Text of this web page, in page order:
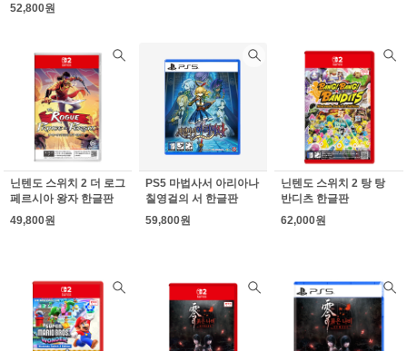
52,800원
닌텐도 스위치 2 더 로그
페르시아 왕자 한글판
49,800원
PS5 마법사서 아리아나
칠영걸의 서 한글판
59,800원
닌텐도 스위치 2 탕 탕
반디츠 한글판
62,000원